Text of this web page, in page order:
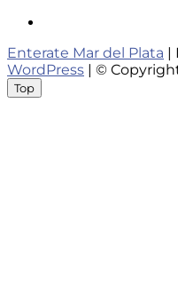
Enterate Mar del Plata |
WordPress | ©
Top